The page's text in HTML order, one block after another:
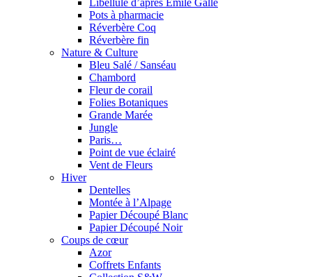
Pots à pharmacie
Réverbère Coq
Réverbère fin
Nature & Culture
Bleu Salé / Sanséau
Chambord
Fleur de corail
Folies Botaniques
Grande Marée
Jungle
Paris…
Point de vue éclairé
Vent de Fleurs
Hiver
Dentelles
Montée à l’Alpage
Papier Découpé Blanc
Papier Découpé Noir
Coups de cœur
Azor
Coffrets Enfants